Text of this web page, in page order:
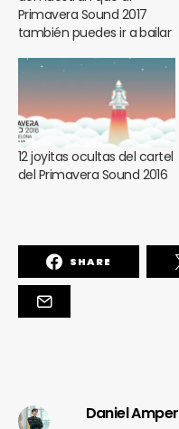
Primavera Sound 2017
también puedes ir a bailar
12 joyitas ocultas del cartel
del Primavera Sound 2016
SHARE
Daniel Amper